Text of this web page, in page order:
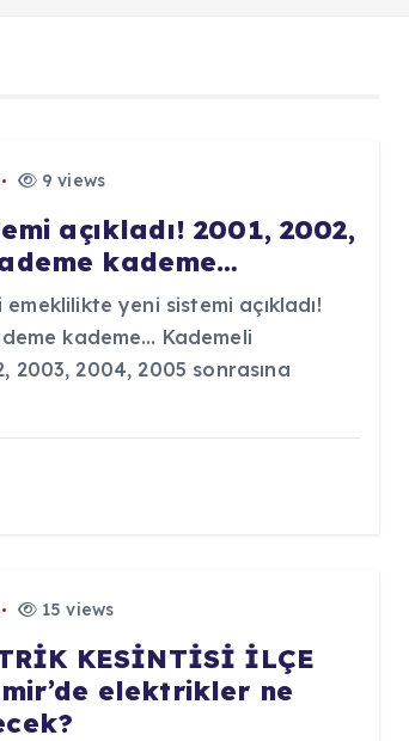
9 views
açıkladı! 2001, 2002,
kademe…
yeni sistemi açıkladı!
kademe… Kademeli
2003, 2004, 2005 sonrasına
15 views
KESİNTİSİ İLÇE
elektrikler ne